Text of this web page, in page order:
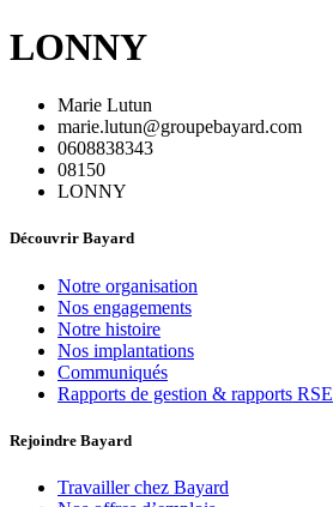
LONNY
Marie Lutun
marie.lutun@groupebayard.com
0608838343
08150
LONNY
Découvrir Bayard
Notre organisation
Nos engagements
Notre histoire
Nos implantations
Communiqués
Rapports de gestion & rapports RSE
Rejoindre Bayard
Travailler chez Bayard